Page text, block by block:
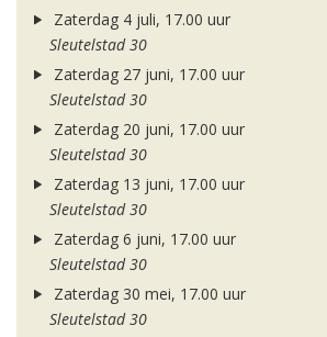
Zaterdag 4 juli, 17.00 uur
Sleutelstad 30
Zaterdag 27 juni, 17.00 uur
Sleutelstad 30
Zaterdag 20 juni, 17.00 uur
Sleutelstad 30
Zaterdag 13 juni, 17.00 uur
Sleutelstad 30
Zaterdag 6 juni, 17.00 uur
Sleutelstad 30
Zaterdag 30 mei, 17.00 uur
Sleutelstad 30